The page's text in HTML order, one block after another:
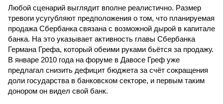
Любой сценарий выглядит вполне реалистично. Размер
тревоги усугубляют предположения о том, что планируемая
продажа Сбербанка связана с возможной дырой в капитале
банка. На это указывает активность главы Сбербанка
Германа Грефа, который обеими руками бьётся за продажу.
В январе 2010 года на форуме в Давосе Греф уже
предлагал снизить дефицит бюджета за счёт сокращения
доли государства в банковском секторе, и первым таким
донором он видел свой банк.